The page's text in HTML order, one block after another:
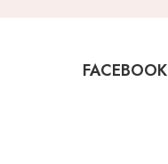
FACEBOOK